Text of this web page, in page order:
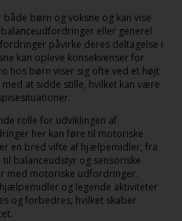
børn og voksne og kan vise
eller generel
påvirke deres deltagelse i
kan opleve konsekvenser for
hos børn viser sig ofte ved et højt
at sidde stille, hvilket kan være
rolle for udviklingen af
her kan føre til motoriske
en bred vifte af hjælpemidler, fra
balanceudstyr og sensoriske
med motoriske udfordringer.
og legende aktiviteter
og forbedres, hvilket skaber